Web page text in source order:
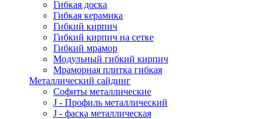
Гибкая доска
Гибкая керамика
Гибкий кирпич
Гибкий кирпич на сетке
Гибкий мрамор
Модульный гибкий кирпич
Мраморная плитка гибкая
Металлический сайдинг
Cофиты металлические
J - Профиль металлический
J - фаска металлическая